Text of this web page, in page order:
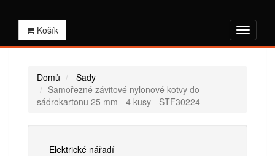
Košík
Domů
Sady
Samořezné závitové nylonové kotvy do
sádrokartonu 25 mm - 4 kusy - STF30224
Elektrické nářadí